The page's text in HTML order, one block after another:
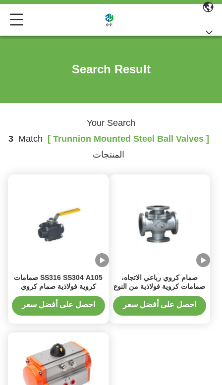
Search Result
Your Search
[ Trunnion Mounted Steel Ball Valves ]
3
المنتجات
صمام كروي رباعي الاتجاه،
صمامات كروية فولاذية من النوع
المثبت على مرتكز الدوران
احصل على أفضل سعر
SS316 SS304 A105 صمامات
كروية فولاذية صمام كروي
ملولب من الصلب مزورة
احصل على أفضل سعر